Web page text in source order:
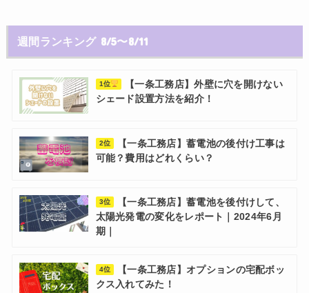
週間ランキング 8/5〜8/11
1位
【一条工務店】外壁に穴を開けない
シェード設置方法を紹介！
2位
【一条工務店】蓄電池の後付け工事は
可能？費用はどれくらい？
3位
【一条工務店】蓄電池を後付けして、
太陽光発電の変化をレポート｜2024年6月
期｜
4位
【一条工務店】オプションの宅配ボッ
クス入れてみた！